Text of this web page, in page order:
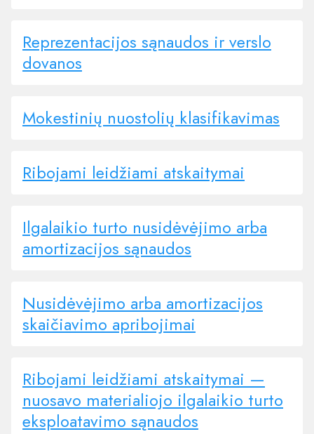
Reprezentacijos sąnaudos ir verslo
dovanos
Mokestinių nuostolių klasifikavimas
Ribojami leidžiami atskaitymai
Ilgalaikio turto nusidėvėjimo arba
amortizacijos sąnaudos
Nusidėvėjimo arba amortizacijos
skaičiavimo apribojimai
Ribojami leidžiami atskaitymai —
nuosavo materialiojo ilgalaikio turto
eksploatavimo sąnaudos